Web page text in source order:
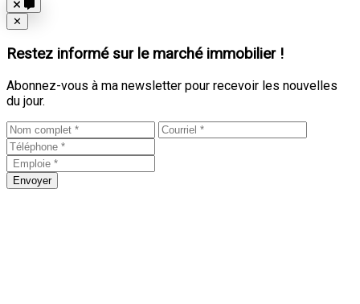
Close
✕
Restez informé sur le marché immobilier !
Abonnez-vous à ma newsletter pour recevoir les nouvelles
du jour.
Envoyer